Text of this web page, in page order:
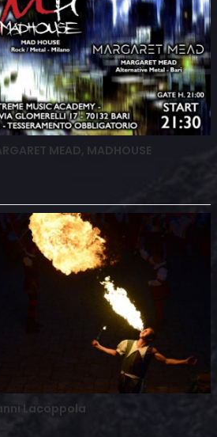
MEAD, MADHOUSE
Lacoppola